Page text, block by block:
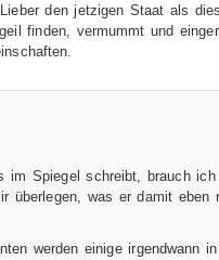
den jetzigen Staat als
finden, vermummt und
im Spiegel schreibt, brauch
überlegen, was er damit eben
werden einige irgendwann